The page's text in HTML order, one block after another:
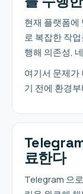
현재 플랫폼
로 복잡한 작
행해 의존성,
여기서 문제가
기 전에 환경
료한다
Telegram 으